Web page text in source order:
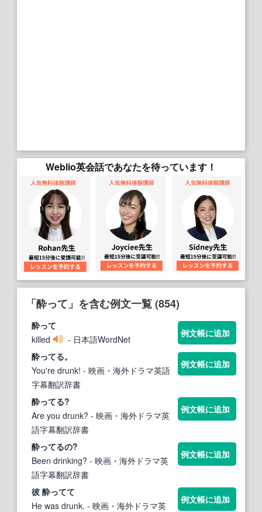
Weblio英会話であなたを待っています！
「酔って」を含む例文一覧 (854)
酔って
killed
- 日本語WordNet
例文帳に追加
酔ってる。
You're drunk! - 映画・海外ドラマ英語
字幕翻訳辞書
例文帳に追加
酔ってる?
Are you drunk? - 映画・海外ドラマ英
語字幕翻訳辞書
例文帳に追加
酔ってるの?
Been drinking? - 映画・海外ドラマ英
語字幕翻訳辞書
例文帳に追加
彼 酔ってて
He was drunk. - 映画・海外ドラマ英
例文帳に追加